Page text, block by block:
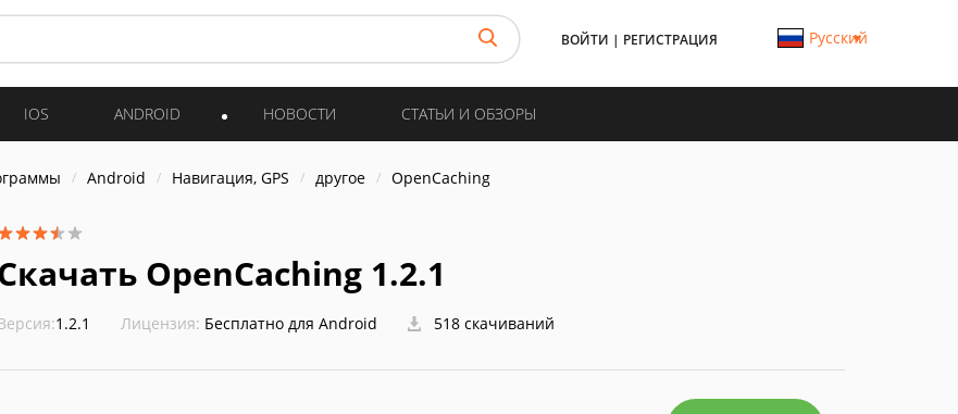
ВОЙТИ | РЕГИСТРАЦИЯ Русский
IOS ANDROID НОВОСТИ СТАТЬИ И ОБЗОРЫ
Android Навигация, GPS другое OpenCaching
OpenCaching 1.2.1
1.2.1 Лицензия: Бесплатно для Android 518 скачиваний